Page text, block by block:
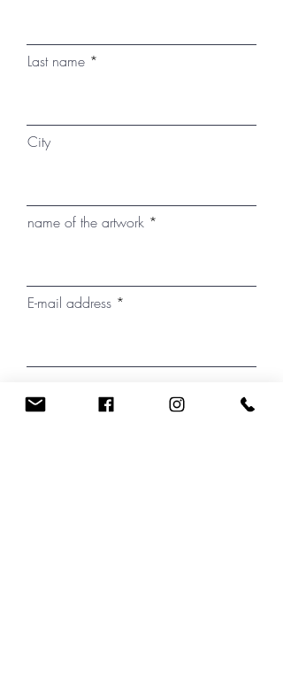
Last name
City
name of the artwork
E-mail address
phone number